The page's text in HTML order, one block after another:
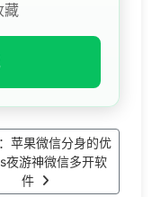
藏
苹果微信分身的优
夜游神微信多开软
件